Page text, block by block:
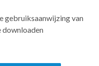
gebruiksaanwijzing van
downloaden